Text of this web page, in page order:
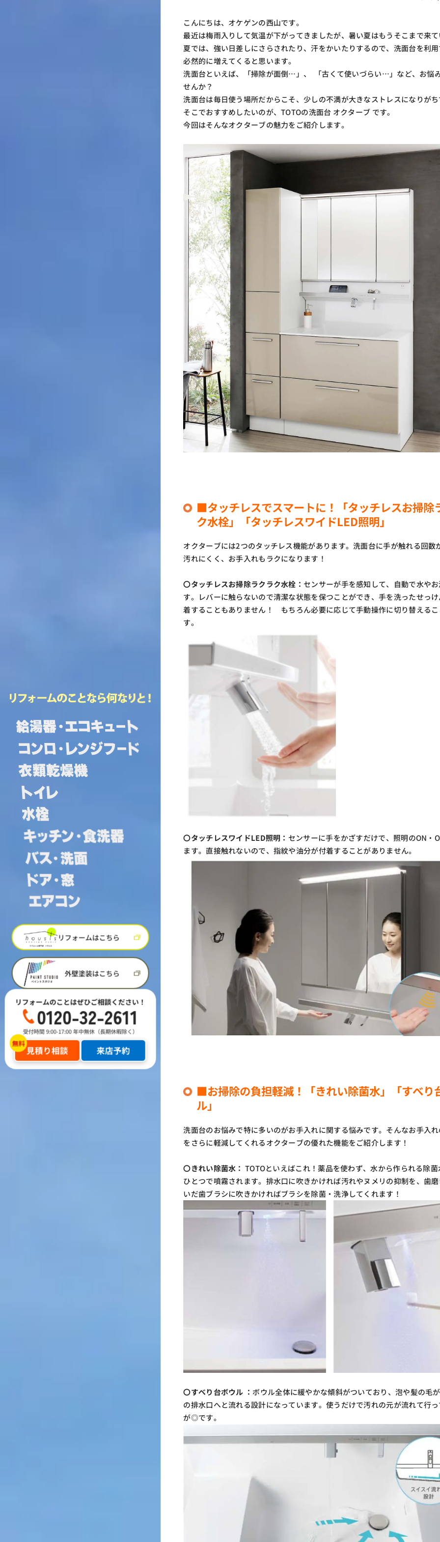
リフォームはこちら
外壁塗装はこちら
リフォームのことはぜひご相談ください！
0120-32-2611
受付時間 9:00-17:00 年中無休（長期休暇除く）
見積り相談 来店予約
こんにちは、オケゲンの西山です。
最近は梅雨入りして気温が下がってきましたが、暑い夏はもうそこまで来
夏では、強い日差しにさらされたり、汗をかいたりするので、洗面台を利
必然的に増えてくると思います。
洗面台といえば、「掃除が面倒…」、 「古くて使いづらい…」など、お悩
せんか？
洗面台は毎日使う場所だからこそ、少しの不満が大きなストレスになりが
そこでおすすめしたいのが、TOTOの洗面台 オクターブ です。
今回はそんなオクターブの魅力をご紹介します。
■タッチレスでスマートに！「タッチレスお掃除
ク水栓」「タッチレスワイドLED照明」
オクターブには2つのタッチレス機能があります。洗面台に手が触れる回数
汚れにくく、お手入れもラクになります！
〇タッチレスお掃除ラクラク水栓： センサーが手を感知して、自動で水や
す。レバーに触らないので清潔な状態を保つことができ、手を洗ったせっ
着することもありません！ もちろん必要に応じて手動操作に切り替える
す。
〇タッチレスワイドLED照明： センサーに手をかざすだけで、照明のON・
ます。直接触れないので、指紋や油分が付着することがありません。
■お掃除の負担軽減！ 「きれい除菌水」
「すべ
ル」
洗面台のお悩みで特に多いのがお手入れに関する悩みです。そんなお手入
をさらに軽減してくれるオクターブの優れた機能をご紹介します！
〇きれい除菌水： TOTOといえばこれ！薬品を使わず、水から作られる除
ひとつで噴霧されます。排水口に吹きかければ汚れやヌメリの抑制を、歯
いだ歯ブラシに吹きかければブラシを除菌・洗浄してくれます！
〇すべり台ボウル ： ボウル全体に緩やかな傾斜がついており、泡や髪の毛
の排水口へと流れる設計になっています。使うだけで汚れの元が流れて行
が◎です。